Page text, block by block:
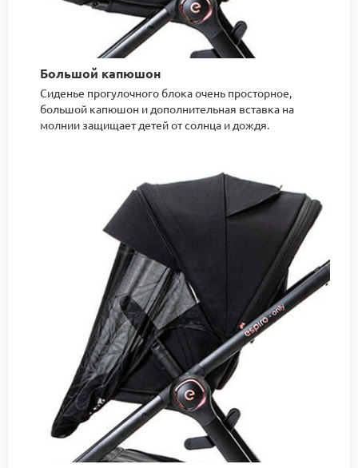
Большой капюшон
Сиденье прогулочного блока очень просторное,
большой капюшон и дополнительная вставка на
молнии защищает детей от солнца и дождя.